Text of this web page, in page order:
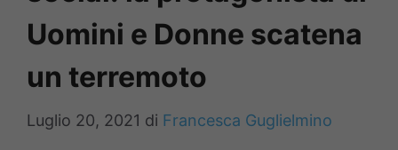
Uomini e Donne scatena
un terremoto
Luglio 20, 2021 di Francesca Guglielmino